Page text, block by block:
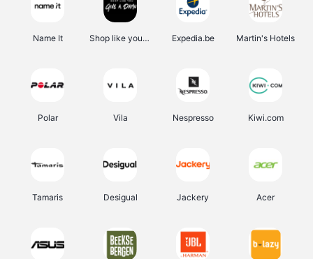
Name It Shop like you Give A Damn Expedia.be Martin's Hotels
Polar Vila Nespresso Kiwi.com
Tamaris Desigual Jackery Acer